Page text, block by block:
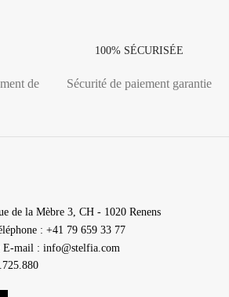
de
100% SÉCURISÉE
Sécurité de paiement garantie
de la Mèbre 3, CH - 1020 Renens
: +41 79 659 33 77
E-mail : info@stelfia.com